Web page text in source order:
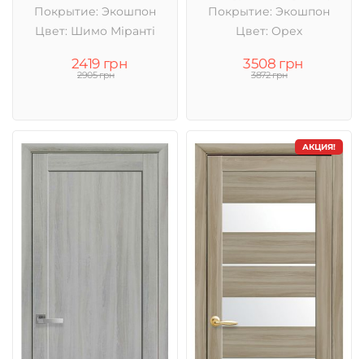
Покрытие: Экошпон
Цвет: Шимо Міранті
2419 грн
2905 грн
Покрытие: Экошпон
Цвет: Орех
3508 грн
3872 грн
АКЦИЯ!